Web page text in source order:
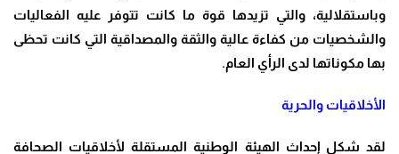
وباستقلالية، والتي تزيدها قوة ما كانت تتوفر عليه الفعاليات
والشخصيات من كفاءة عالية والثقة والمصداقية التي كانت تحظى
بها مكوناتها لدى الرأي العام.
الأخلاقيات والحرية
لقد شكل إحداث الهيئة الوطنية المستقلة لأخلاقيات الصحافة